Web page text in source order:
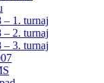
1. turnaj
2. turnaj
3. turnaj